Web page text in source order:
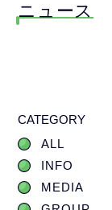
ニュース
CATEGORY
ALL
INFO
MEDIA